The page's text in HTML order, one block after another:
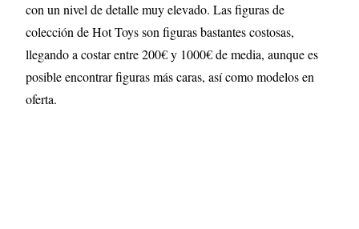
con un nivel de detalle muy elevado. Las figuras de
colección de Hot Toys son figuras bastantes costosas,
llegando a costar entre 200€ y 1000€ de media, aunque es
posible encontrar figuras más caras, así como modelos en
oferta.